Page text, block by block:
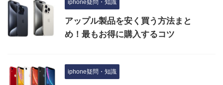
iphone疑問・知識
アップル製品を安く買う方法まと
め！最もお得に購入するコツ
iphone疑問・知識